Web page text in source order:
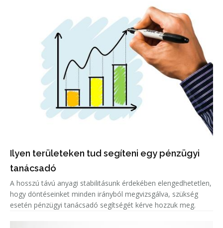
Ilyen területeken tud segíteni egy pénzügyi
tanácsadó
A hosszú távú anyagi stabilitásunk érdekében elengedhetetlen,
hogy döntéseinket minden irányból megvizsgálva, szükség
esetén pénzügyi tanácsadó segítségét kérve hozzuk meg.